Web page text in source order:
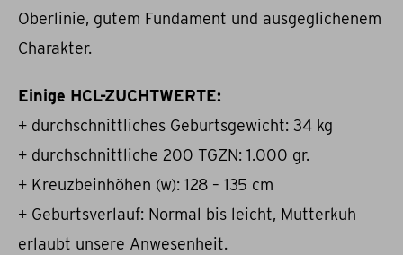
Oberlinie, gutem Fundament und ausgeglichenem
Charakter.
Einige HCL-ZUCHTWERTE:
+ durchschnittliches Geburtsgewicht: 34 kg
+ durchschnittliche 200 TGZN: 1.000 gr.
+ Kreuzbeinhöhen (w): 128 – 135 cm
+ Geburtsverlauf: Normal bis leicht, Mutterkuh
erlaubt unsere Anwesenheit.